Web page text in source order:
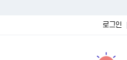
로그인